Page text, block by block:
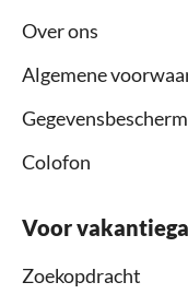
Over ons
Algemene
Colofon
Voor
Zoekopdracht